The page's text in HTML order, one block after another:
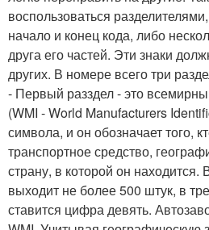
воспользоваться
начало и конец кода, либо
друга его частей. Эти знаки
других. В номере всего три
- Первый разздел - это
(WMI - World Manufacturers
символа, и он обозначает того,
транспортное средство,
страну, в которой он находится.
выходит не более 500 штук, в
ставится цифра девять.